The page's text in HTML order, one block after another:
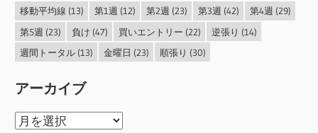
移動平均線 (13) 第1週 (12) 第2週 (23) 第3週 (42) 第4週 (29)
第5週 (23) 負け (47) 買いエントリー (22) 逆張り (14)
週間トータル(13) 金曜日 (23) 順張り (30)
アーカイブ
ア